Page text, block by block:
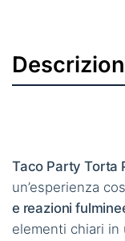
Taco Party Torta
un’esperienza
e reazioni
elementi chiari